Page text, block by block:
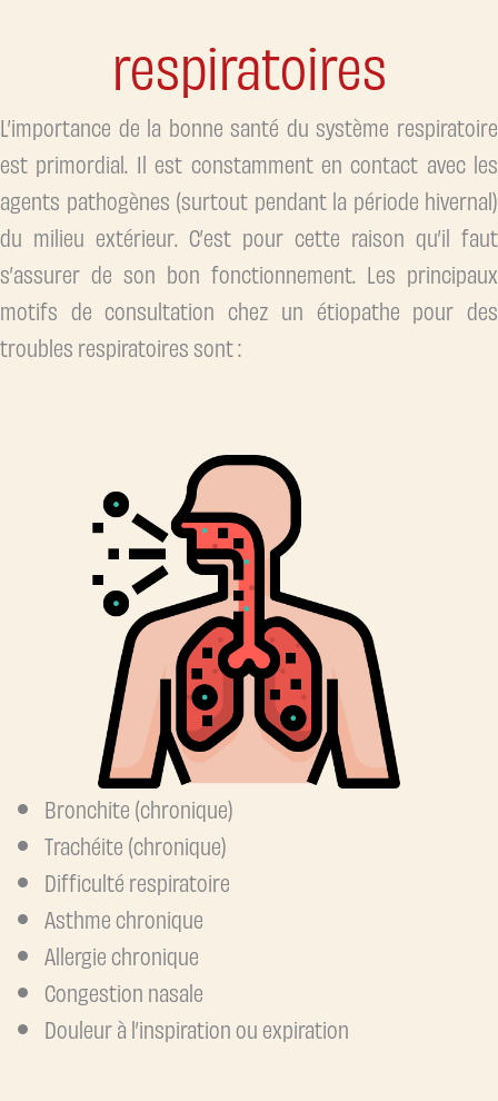
respiratoires
L’importance de la bonne santé du système respiratoire
est primordial. Il est constamment en contact avec les
agents pathogènes (surtout pendant la période hivernal)
du milieu extérieur. C’est pour cette raison qu’il faut
s’assurer de son bon fonctionnement. Les principaux
motifs de consultation chez un étiopathe pour des
troubles respiratoires sont :
Bronchite (chronique)
Trachéite (chronique)
Difficulté respiratoire
Asthme chronique
Allergie chronique
Congestion nasale
Douleur à l’inspiration ou expiration